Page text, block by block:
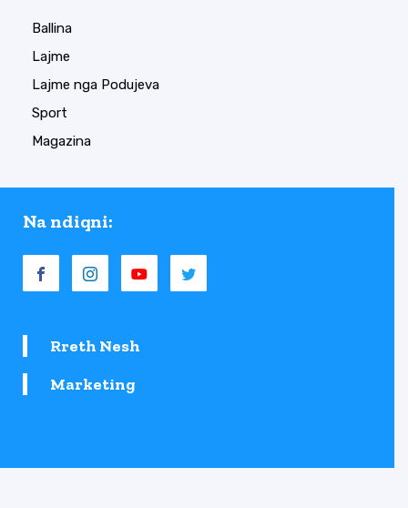
Ballina
Lajme
Lajme nga Podujeva
Sport
Magazina
Na ndiqni:
Rreth Nesh
Marketing